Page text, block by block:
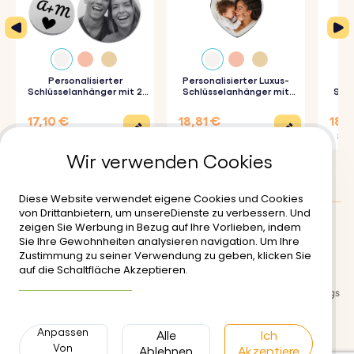
3. Sorgfältige Gravur:Deine Schlüsselanhänger werden
präzise mit den von dir gewählten Details graviert.
Spezifikationen:
Rechteckige Bar Abmessungen: 45 mm x 6 mm
Material:Polierter rostfreier Stahl
Personalisierter
Schlüsselanhänger mit 2
17,10 €
Personalisierter Luxus-
Schlüsselanhänger mit
18,81 €
Lieferung
Nutzungsbedinungen
Sichere zahlungsabwicklung
Rückgabe- und Rückerstattungs
Datenschutzerklärung
Kundenbewertungen: 0/5
Wir verwenden Cookies
Diese Website verwendet eigene Cookies und Cookies
von Drittanbietern, um unsereDienste zu verbessern. Und
zeigen Sie Werbung in Bezug auf Ihre Vorlieben, indem
Sie Ihre Gewohnheiten analysieren navigation. Um Ihre
Zustimmung zu seiner Verwendung zu geben, klicken Sie
auf die Schaltfläche Akzeptieren.
Anpassen
Von
Alle
Ich